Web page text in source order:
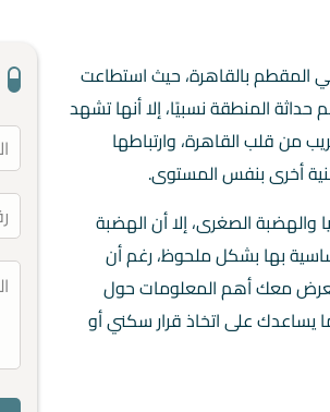
المقطم بالقاهرة، حيث استطاعت
المنطقة نسبيًا، إلا أنها تشهد
من قلب القاهرة، وارتباطها
أخرى بنفس المستوى.
الصغرى، إلا أن الهضبة
بها بشكل ملحوظ، رغم أن
معك أهم المعلومات حول
يساعدك على اتخاذ قرار سكني أو